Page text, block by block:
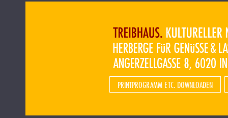
PRINTPROGRAMM ETC. DOWNLOADEN